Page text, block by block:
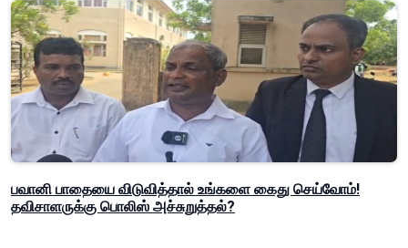
பவானி பாதையை விடுவித்தால் உங்களை கைது செய்வோம்!
தவிசாளருக்கு பொலிஸ் அச்சுறுத்தல்?